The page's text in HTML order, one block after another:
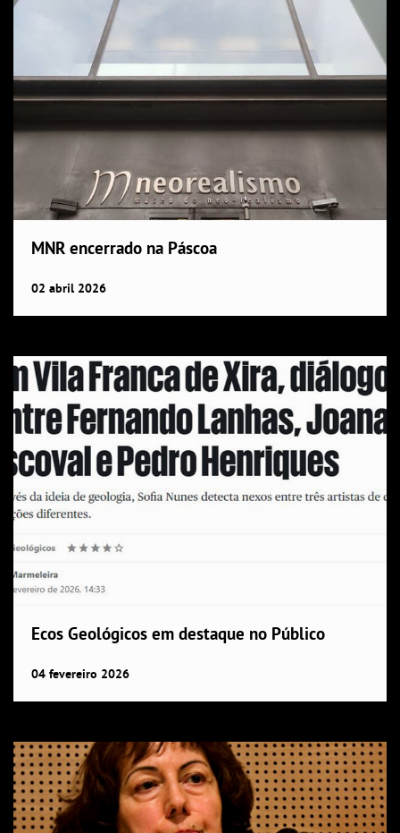
MNR encerrado na Páscoa
02 abril 2026
Ecos Geológicos em destaque no Público
04 fevereiro 2026